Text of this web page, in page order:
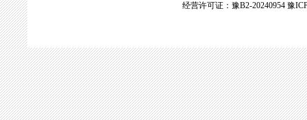
经营许可证：豫B2-20240954 豫